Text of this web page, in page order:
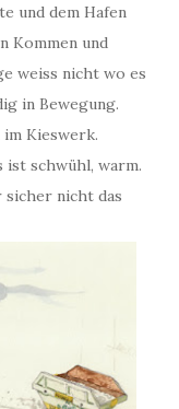
und dem Hafen
Kommen und
weiss nicht wo es
in Bewegung.
im Kieswerk.
ist schwühl, warm.
nicht das